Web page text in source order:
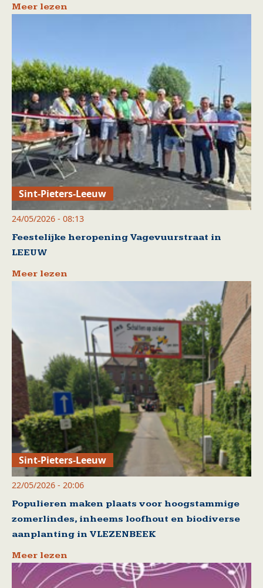
Meer lezen
Sint-Pieters-Leeuw
24/05/2026 - 08:13
Feestelijke heropening Vagevuurstraat in
LEEUW
Meer lezen
Sint-Pieters-Leeuw
22/05/2026 - 20:06
Populieren maken plaats voor hoogstammige
zomerlindes, inheems loofhout en biodiverse
aanplanting in VLEZENBEEK
Meer lezen